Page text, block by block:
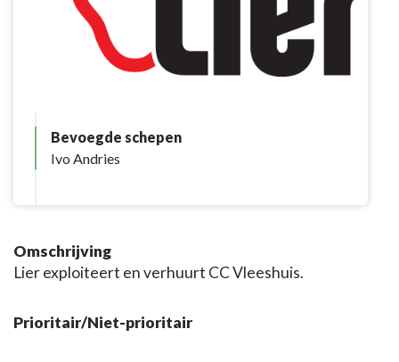
Bevoegde schepen
Ivo Andries
Omschrijving
Lier exploiteert en verhuurt CC Vleeshuis.
Prioritair/Niet-prioritair